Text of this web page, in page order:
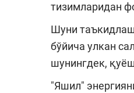
тизимларидан
Шуни
бўйича улкан
шунингдек,
"Яшил"